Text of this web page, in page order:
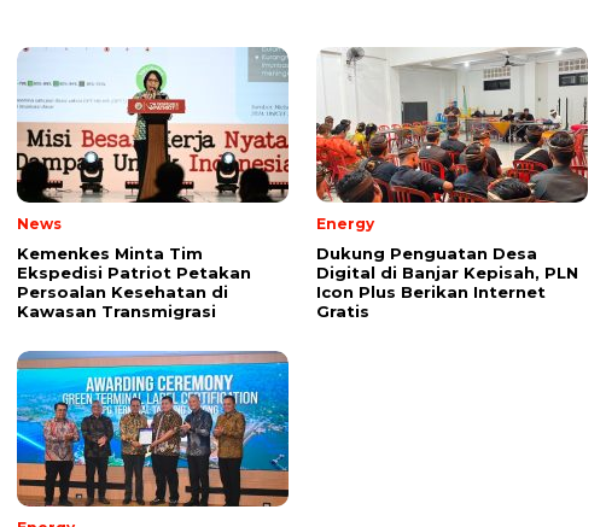
News
Kemenkes Minta Tim
Ekspedisi Patriot Petakan
Persoalan Kesehatan di
Kawasan Transmigrasi
Energy
Dukung Penguatan Desa
Digital di Banjar Kepisah, PLN
Icon Plus Berikan Internet
Gratis